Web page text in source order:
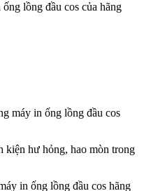
lồng đầu cos của hãng
máy in ống lồng đầu cos
kiện hư hỏng, hao mòn trong
in ống lồng đầu cos hãng